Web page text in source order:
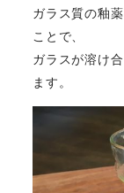
ガラス質の釉
ことで、
ガラスが溶け
ます。